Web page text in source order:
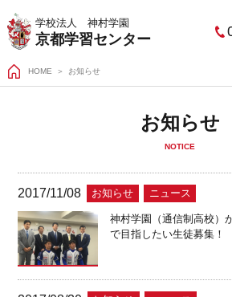
学校法人 神村学園
京都学習センター
HOME お知らせ
お知らせ
NOTICE
2017/11/08 お知らせ ニュース
神村学園（通信制高校）
で目指したい生徒募集！